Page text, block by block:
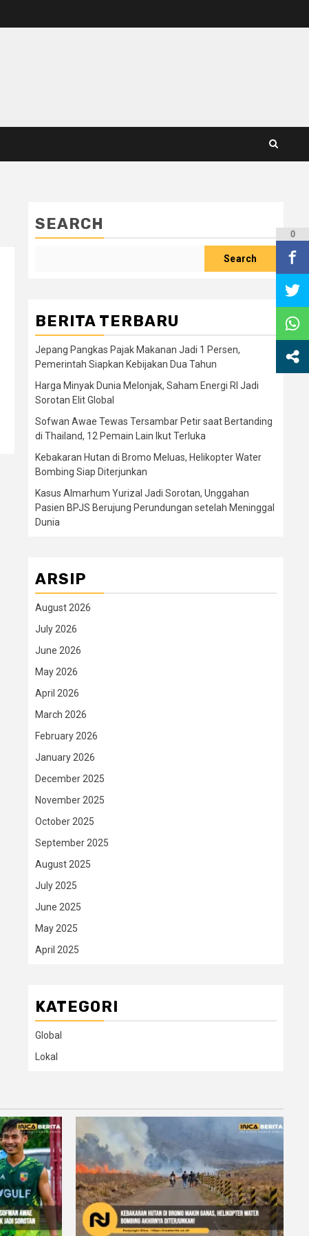
SEARCH
Search
BERITA TERBARU
Jepang Pangkas Pajak Makanan Jadi 1 Persen,
Pemerintah Siapkan Kebijakan Dua Tahun
Harga Minyak Dunia Melonjak, Saham Energi RI Jadi
Sorotan Elit Global
Sofwan Awae Tewas Tersambar Petir saat Bertanding
di Thailand, 12 Pemain Lain Ikut Terluka
Kebakaran Hutan di Bromo Meluas, Helikopter Water
Bombing Siap Diterjunkan
Kasus Almarhum Yurizal Jadi Sorotan, Unggahan
Pasien BPJS Berujung Perundungan setelah Meninggal
Dunia
ARSIP
August 2026
July 2026
June 2026
May 2026
April 2026
March 2026
February 2026
January 2026
December 2025
November 2025
October 2025
September 2025
August 2025
July 2025
June 2025
May 2025
April 2025
KATEGORI
Global
Lokal
0